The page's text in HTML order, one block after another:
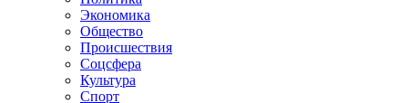
Экономика
Общество
Происшествия
Соцсфера
Культура
Спорт